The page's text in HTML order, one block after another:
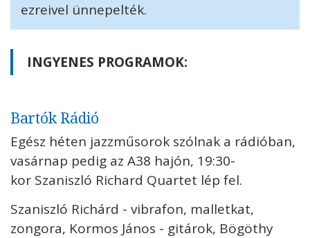
ezreivel ünnepelték.
INGYENES PROGRAMOK:
Bartók Rádió
Egész héten jazzműsorok szólnak a rádióban,
vasárnap pedig az A38 hajón, 19:30-
kor Szaniszló Richard Quartet lép fel.
Szaniszló Richárd - vibrafon, malletkat,
zongora, Kormos János - gitárok, Bögöthy